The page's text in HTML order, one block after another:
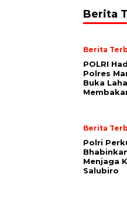
Berita
Berita
POLRI
Polres
Buka
Berita
Polri
Menjaga
Salubiro